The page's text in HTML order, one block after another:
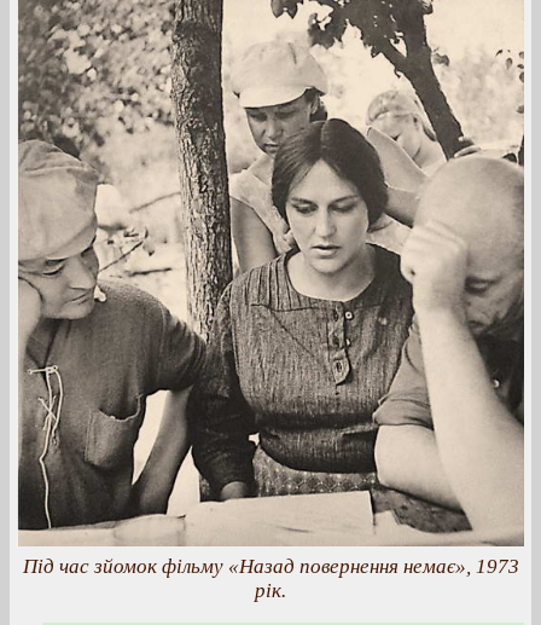
Під час зйомок фільму «Назад повернення немає», 1973
рік.